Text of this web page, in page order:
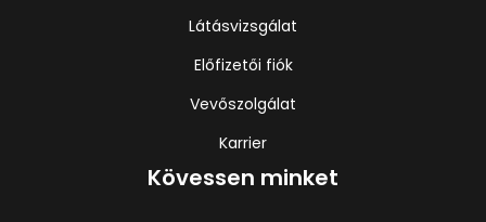
Látásvizsgálat
Előfizetői fiók
Vevőszolgálat
Karrier
Kövessen minket